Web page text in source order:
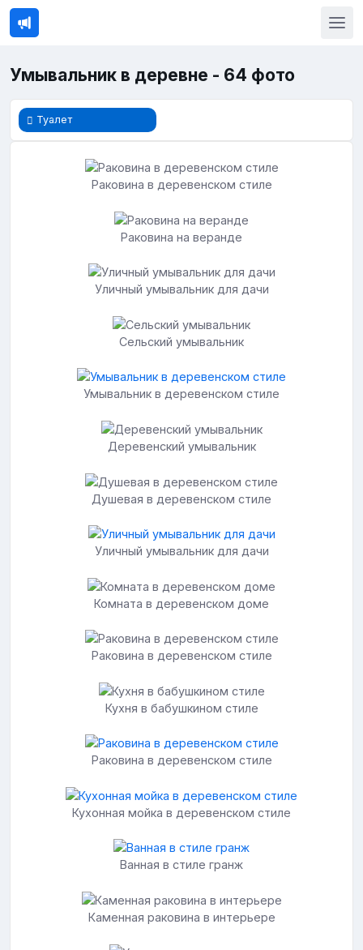
Умывальник в деревне - 64 фото
Туалет
Раковина в деревенском стиле
Раковина на веранде
Уличный умывальник для дачи
Сельский умывальник
Умывальник в деревенском стиле
Деревенский умывальник
Душевая в деревенском стиле
Уличный умывальник для дачи
Комната в деревенском доме
Раковина в деревенском стиле
Кухня в бабушкином стиле
Раковина в деревенском стиле
Кухонная мойка в деревенском стиле
Ванная в стиле гранж
Каменная раковина в интерьере